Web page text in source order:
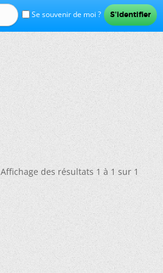
Se souvenir de moi ?
Affichage des résultats 1 à 1 sur 1